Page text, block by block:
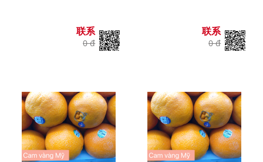
联系
0 đ
联系
0 đ